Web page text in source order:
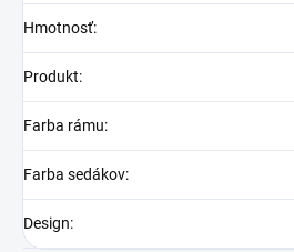
Hmotnosť:
Produkt:
Farba rámu:
Farba sedákov:
Design: